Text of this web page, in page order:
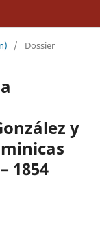
/ Dossier
y
1854